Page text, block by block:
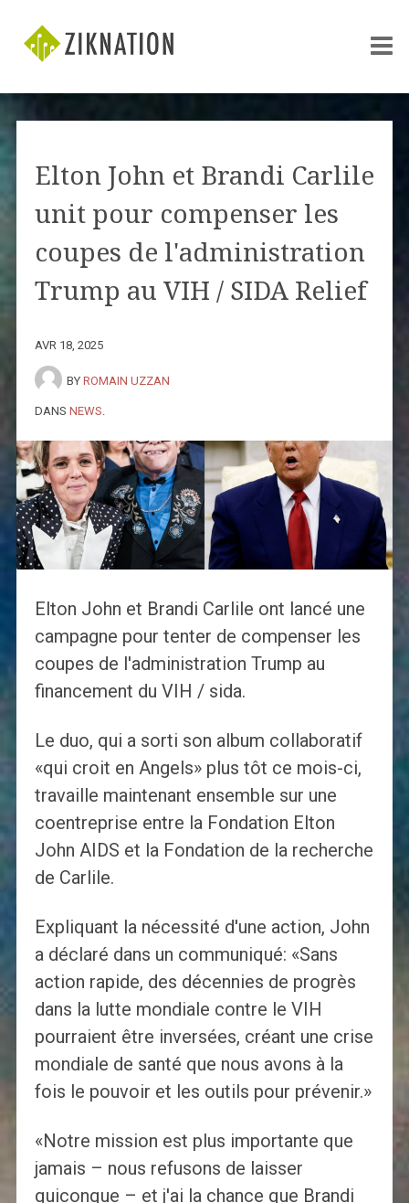
Elton John et Brandi Carlile
unit pour compenser les
coupes de l'administration
Trump au VIH / SIDA Relief
AVR 18, 2025
BY ROMAIN UZZAN
DANS NEWS
Elton John et Brandi Carlile ont lancé une
campagne pour tenter de compenser les
coupes de l'administration Trump au
financement du VIH / sida.
Le duo, qui a sorti son album collaboratif
«qui croit en Angels» plus tôt ce mois-ci,
travaille maintenant ensemble sur une
coentreprise entre la Fondation Elton
John AIDS et la Fondation de la recherche
de Carlile.
Expliquant la nécessité d'une action, John
a déclaré dans un communiqué: «Sans
action rapide, des décennies de progrès
dans la lutte mondiale contre le VIH
pourraient être inversées, créant une crise
mondiale de santé que nous avons à la
fois le pouvoir et les outils pour prévenir.»
«Notre mission est plus importante que
jamais – nous refusons de laisser
quiconque – et j'ai la chance que Brandi